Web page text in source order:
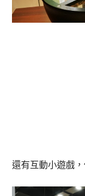
還有互動小遊戲